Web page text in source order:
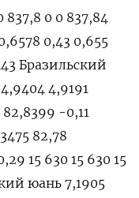
837,8 0 0 837,84
0,43 0,655
Бразильский
4,9191
-0,11
82,78
15 630 15 630 15
юань 7,1905